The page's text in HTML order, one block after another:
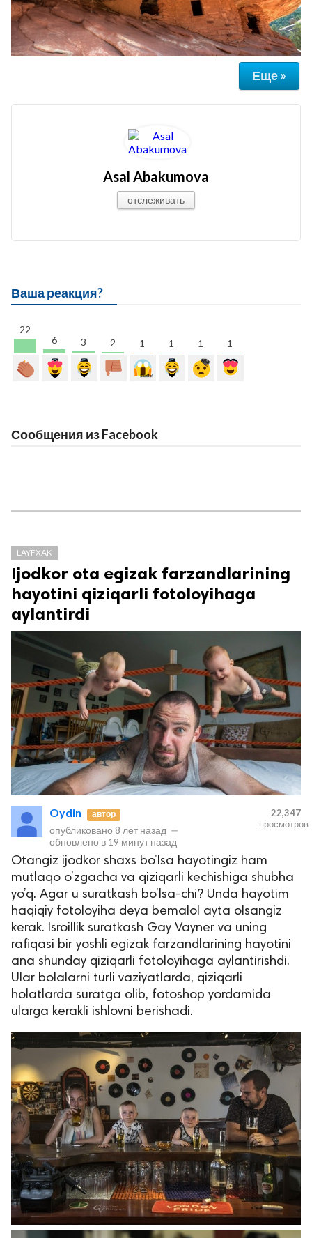
Еще »
Asal Abakumova
отслеживать
Ваша реакция?
22
6
3 2 1 1 1 1
Сообщения из Facebook
LAYFXAK
Ijodkor ota egizak farzandlarining
hayotini qiziqarli fotoloyihaga
aylantirdi
Oydin автор
опубликовано 8 лет назад —
обновлено в 19 минут назад
22,347
просмотров
Otangiz ijodkor shaxs bo’lsa hayotingiz ham
mutlaqo o’zgacha va qiziqarli kechishiga shubha
yo’q. Agar u suratkash bo’lsa-chi? Unda hayotim
haqiqiy fotoloyiha deya bemalol ayta olsangiz
kerak. Isroillik suratkash Gay Vayner va uning
rafiqasi bir yoshli egizak farzandlarining hayotini
ana shunday qiziqarli fotoloyihaga aylantirishdi.
Ular bolalarni turli vaziyatlarda, qiziqarli
holatlarda suratga olib, fotoshop yordamida
ularga kerakli ishlovni berishadi.